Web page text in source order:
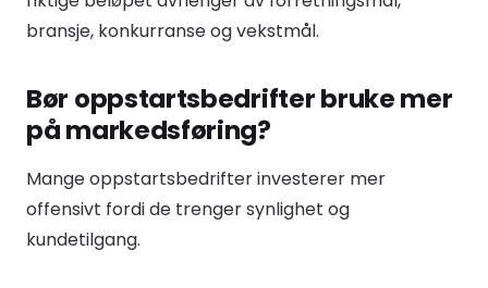
bransje, konkurranse og vekstmål.
Bør oppstartsbedrifter bruke mer
på markedsføring?
Mange oppstartsbedrifter investerer mer
offensivt fordi de trenger synlighet og
kundetilgang.